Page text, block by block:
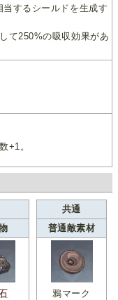
するシールドを生成す
て250%の吸収効果があ
+1。
共通
普通敵素材
鴉マーク